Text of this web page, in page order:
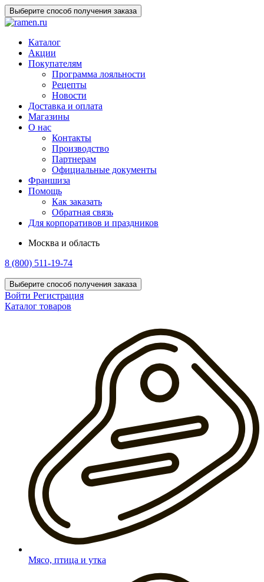
Выберите способ получения заказа
Каталог
Акции
Покупателям
Программа лояльности
Рецепты
Новости
Доставка и оплата
Магазины
О нас
Контакты
Производство
Партнерам
Официальные документы
Франшиза
Помощь
Как заказать
Обратная связь
Для корпоративов и праздников
Москва и область
8 (800) 511-19-74
Выберите способ получения заказа
Войти Регистрация
Каталог товаров
Мясо, птица и утка